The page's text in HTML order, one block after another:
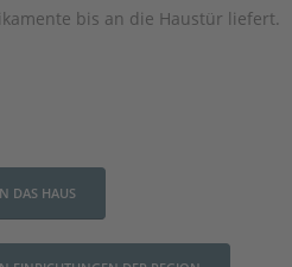
bis an die Haustür liefert.
DAS HAUS